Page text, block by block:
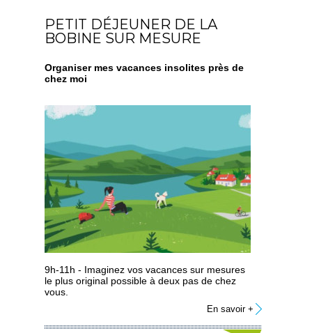
PETIT DÉJEUNER DE LA
BOBINE SUR MESURE
Organiser mes vacances insolites près de
chez moi
9h-11h - Imaginez vos vacances sur mesures
le plus original possible à deux pas de chez
vous.
En savoir +